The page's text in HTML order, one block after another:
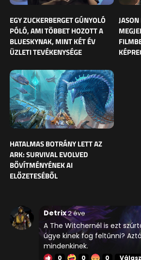
EGY ZUCKERBERGET GÚNYOLÓ
PÓLÓ, AMI TÖBBET HOZOTT A
BLUESKYNAK, MINT KÉT ÉV
ÜZLETI TEVÉKENYSÉGE
HATALMAS BOTRÁNY LETT AZ
ARK: SURVIVAL EVOLVED
BŐVÍTMÉNYÉNEK AI
ELŐZETESÉBŐL
Detrix2 éve
A The Witchernél is ezt
úgye kinek fog feltűnni?
mindenkinek.
0 0 0 Válasz